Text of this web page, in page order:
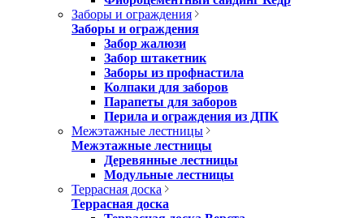
Заборы и ограждения
Заборы и ограждения
Забор жалюзи
Забор штакетник
Заборы из профнастила
Колпаки для заборов
Парапеты для заборов
Перила и ограждения из ДПК
Межэтажные лестницы
Межэтажные лестницы
Деревянные лестницы
Модульные лестницы
Террасная доска
Террасная доска